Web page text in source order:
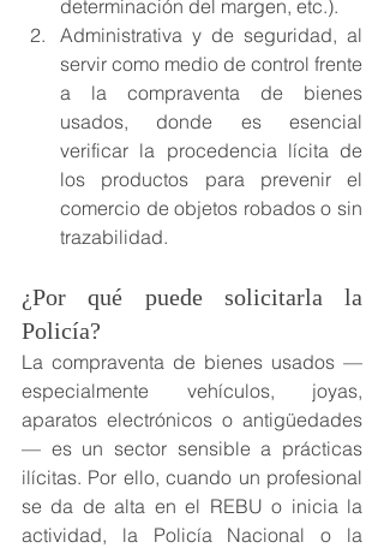
determinación del margen, etc.).
Administrativa y de seguridad, al
servir como medio de control frente
a la compraventa de bienes
usados, donde es esencial
verificar la procedencia lícita de
los productos para prevenir el
comercio de objetos robados o sin
trazabilidad.
¿Por qué puede solicitarla la
Policía?
La compraventa de bienes usados —
especialmente vehículos, joyas,
aparatos electrónicos o antigüedades
— es un sector sensible a prácticas
ilícitas. Por ello, cuando un profesional
se da de alta en el REBU o inicia la
actividad, la Policía Nacional o la